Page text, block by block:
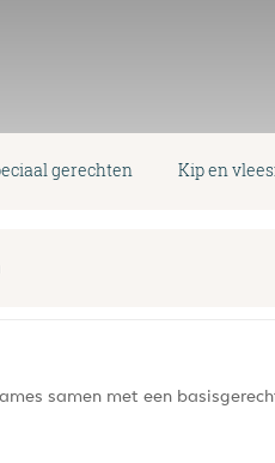
gerechten Kip en
samen met een